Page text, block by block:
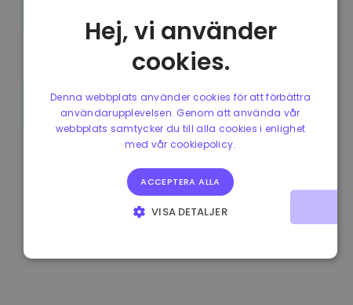
0.867184 € 0.00%
1.160000 € -3.00% 3.2B €
Hej, vi använder
cookies.
Denna webbplats använder cookies för att förbättra
användarupplevelsen. Genom att använda vår
webbplats samtycker du till alla cookies i enlighet
med vår cookiepolicy.
ACCEPTERA ALLA
VISA DETALJER